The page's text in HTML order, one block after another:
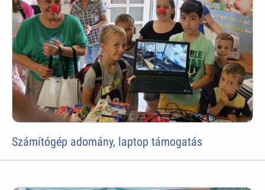
Számítógép adomány, laptop támogatás